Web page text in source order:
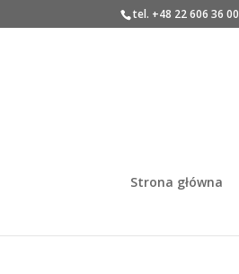
tel. +48 22 606 36 00
Strona główna